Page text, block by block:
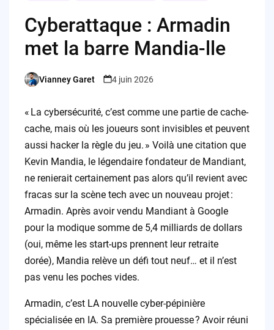
Cyberattaque : Armadin
met la barre Mandia-lle
Posted
Vianney Garet 4 juin 2026
« La cybersécurité, c’est comme une partie de cache-
cache, mais où les joueurs sont invisibles et peuvent
aussi hacker la règle du jeu. » Voilà une citation que
Kevin Mandia, le légendaire fondateur de Mandiant,
ne renierait certainement pas alors qu’il revient avec
fracas sur la scène tech avec un nouveau projet :
Armadin. Après avoir vendu Mandiant à Google
pour la modique somme de 5,4 milliards de dollars
(oui, même les start-ups prennent leur retraite
dorée), Mandia relève un défi tout neuf… et il n’est
pas venu les poches vides.
Armadin, c’est LA nouvelle cyber-pépinière
spécialisée en IA. Sa première prouesse ? Avoir réuni